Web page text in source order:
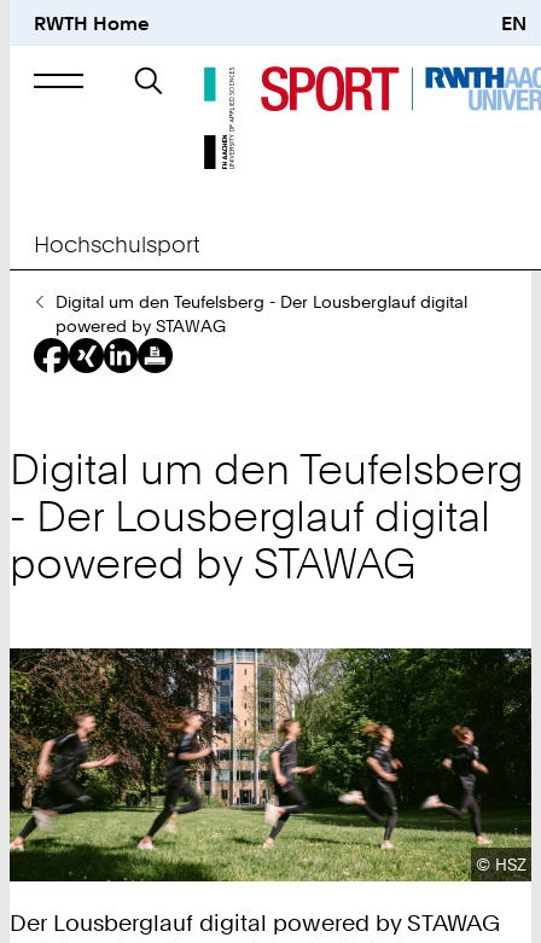
RWTH Home EN
Suche
nach
Hochschulsport
Sie
sind
hier:
Digital um den Teufelsberg - Der Lousberglauf digital
powered by STAWAG
Digital um den Teufelsberg
- Der Lousberglauf digital
powered by STAWAG
©HSZ
Der Lousberglauf digital powered by STAWAG